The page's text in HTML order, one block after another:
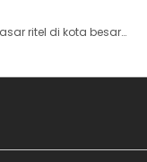
ritel di kota besar…